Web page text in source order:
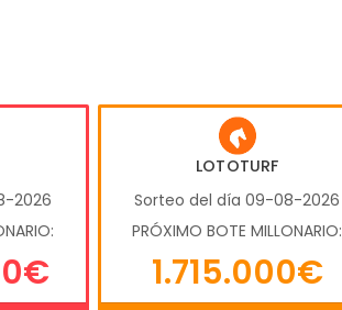
2026
LOTOTURF
Sorteo del día 09-08-2026
PRÓXIMO BOTE MILLONARIO:
1.715.000€